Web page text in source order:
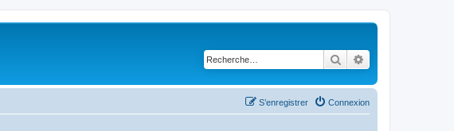
Rechercher
Connexion
S’enregistrer